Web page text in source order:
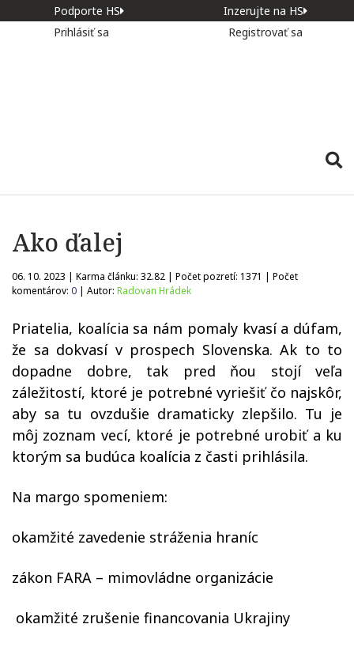
Podporte HS
Inzerujte na HS
Prihlásiť sa
Registrovať sa
Ako ďalej
06. 10. 2023 | Karma článku: 32.82 | Počet pozretí: 1371 | Počet
komentárov: 0 | Autor: Radovan Hrádek
Priatelia, koalícia sa nám pomaly kvasí a dúfam,
že sa dokvasí v prospech Slovenska. Ak to to
dopadne dobre, tak pred ňou stojí veľa
záležitostí, ktoré je potrebné vyriešiť čo najskôr,
aby sa tu ovzdušie dramaticky zlepšilo. Tu je
môj zoznam vecí, ktoré je potrebné urobiť a ku
ktorým sa budúca koalícia z časti prihlásila.
Na margo spomeniem:
okamžité zavedenie stráženia hraníc
zákon FARA – mimovládne organizácie
okamžité zrušenie financovania Ukrajiny